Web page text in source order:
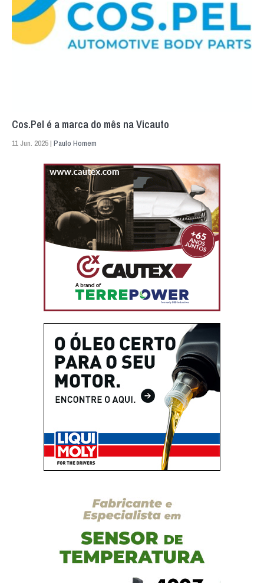
Cos.Pel é a marca do mês na Vicauto
11 Jun. 2025 | Paulo Homem